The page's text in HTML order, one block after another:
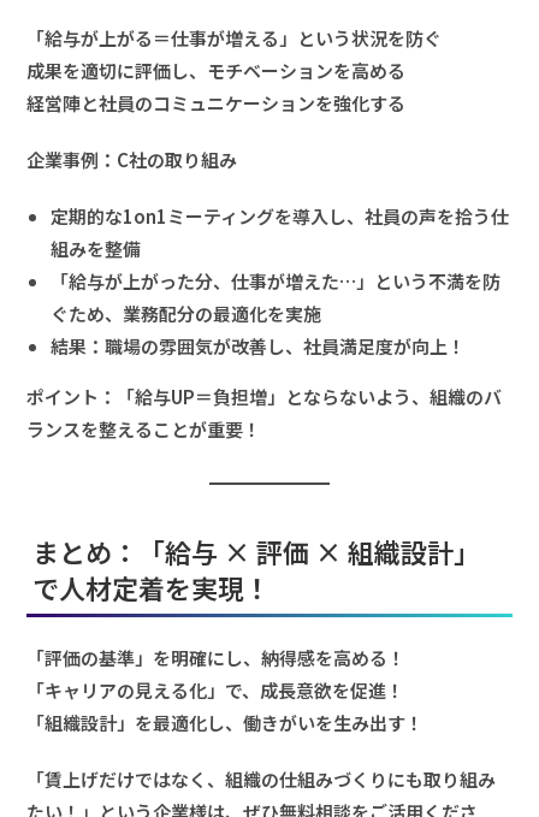
「給与が上がる＝仕事が増える」という状況を防ぐ
成果を適切に評価し、モチベーションを高める
経営陣と社員のコミュニケーションを強化する
企業事例：C社の取り組み
定期的な1on1ミーティングを導入し、社員の声を拾う仕
組みを整備
「給与が上がった分、仕事が増えた…」という不満を防
ぐため、業務配分の最適化を実施
結果：職場の雰囲気が改善し、社員満足度が向上！
ポイント：「給与UP＝負担増」とならないよう、組織のバ
ランスを整えることが重要！
まとめ：「給与 × 評価 × 組織設計」
で人材定着を実現！
「評価の基準」を明確にし、納得感を高める！
「キャリアの見える化」で、成長意欲を促進！
「組織設計」を最適化し、働きがいを生み出す！
「賃上げだけではなく、組織の仕組みづくりにも取り組み
たい！」という企業様は、ぜひ無料相談をご活用くださ